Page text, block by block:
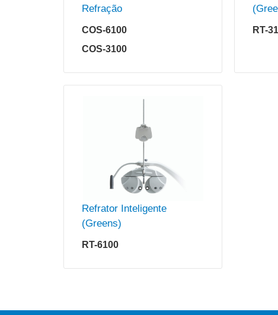
Refração
COS-6100
COS-3100
RT-
Refrator Inteligente
(Greens)
RT-6100